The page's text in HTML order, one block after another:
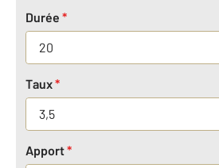
Durée *
Taux*
Apport*